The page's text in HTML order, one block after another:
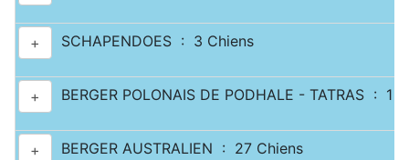
+ SCHAPENDOES : 3 Chiens
+ BERGER POLONAIS DE PODHALE - TATRAS : 1
+ BERGER AUSTRALIEN : 27 Chiens